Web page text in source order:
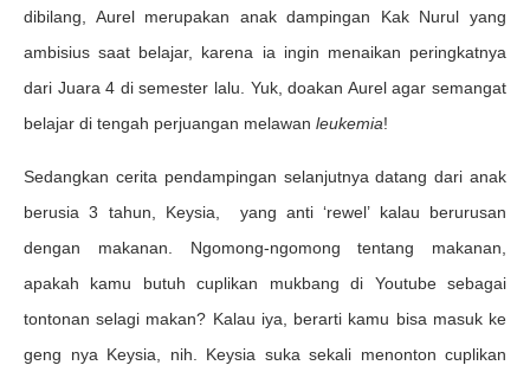
dibilang, Aurel merupakan anak dampingan Kak Nurul yang
ambisius saat belajar, karena ia ingin menaikan peringkatnya
dari Juara 4 di semester lalu. Yuk, doakan Aurel agar semangat
belajar di tengah perjuangan melawan leukemia!
Sedangkan cerita pendampingan selanjutnya datang dari anak
berusia 3 tahun, Keysia, yang anti ‘rewel’ kalau berurusan
dengan makanan. Ngomong-ngomong tentang makanan,
apakah kamu butuh cuplikan mukbang di Youtube sebagai
tontonan selagi makan? Kalau iya, berarti kamu bisa masuk ke
geng nya Keysia, nih. Keysia suka sekali menonton cuplikan